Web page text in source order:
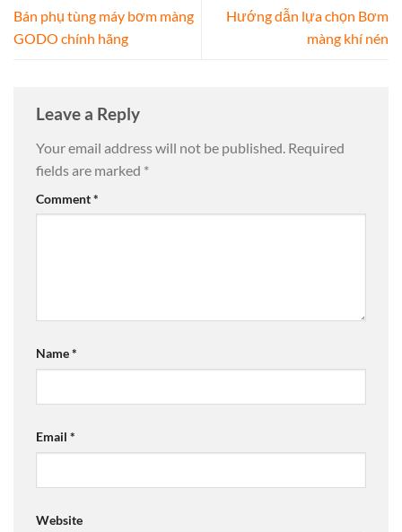
Bán phụ tùng máy bơm màng
GODO chính hãng
Hướng dẫn lựa chọn Bơm
màng khí nén
Leave a Reply
Your email address will not be published. Required
fields are marked *
Comment*
Name*
Email *
Website